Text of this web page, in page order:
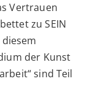
Vertrauen
zu SEIN
der Kunst
sind Teil